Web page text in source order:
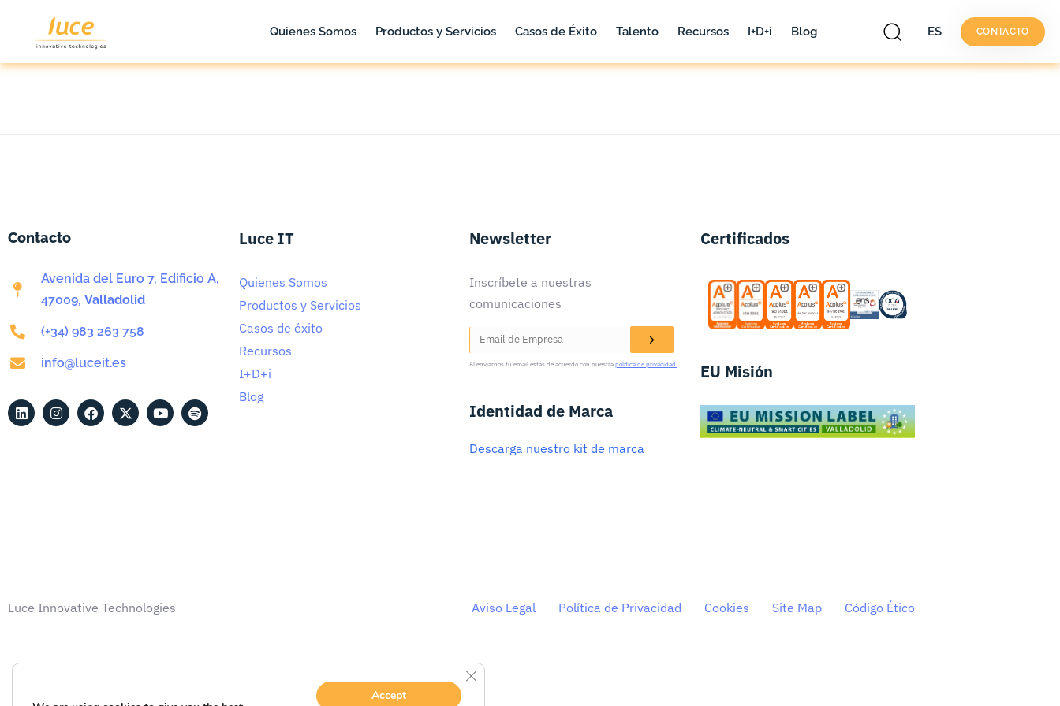
Quienes Somos Productos y Servicios Casos de Éxito Talento Recursos I+D+i Blog ES CONTACTO
Contacto
Avenida del Euro 7, Edificio A,
47009, Valladolid
(+34) 983 263 758
info@luceit.es
Luce IT
Quienes Somos
Productos y Servicios
Casos de éxito
Recursos
I+D+i
Blog
Newsletter
Inscríbete a nuestras
comunicaciones
Al enviarnos tu email estás de acuerdo con nuestra política de privacidad.
Identidad de Marca
Descarga nuestro kit de marca
Certificados
EU Misión
Luce Innovative Technologies Aviso Legal Política de Privacidad Cookies Site Map Código Ético
Accept
CERRAR EL BANNER DE COOKIES RGPD